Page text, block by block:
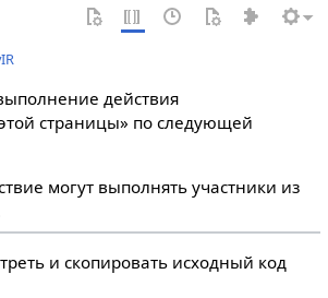
действия
страницы» по следующей
могут выполнять участники из
и скопировать исходный код